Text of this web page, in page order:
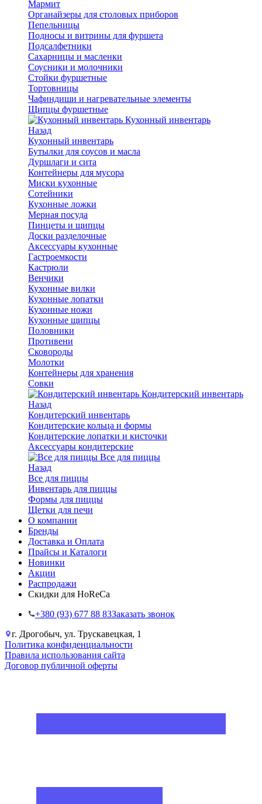
Мармит
Органайзеры для столовых приборов
Пепельницы
Подносы и витрины для фуршета
Подсалфетники
Сахарницы и масленки
Соусники и молочники
Стойки фуршетные
Тортовницы
Чафиндиши и нагревательные элементы
Щипцы фуршетные
Кухонный инвентарь
Назад
Кухонный инвентарь
Бутылки для соусов и масла
Дуршлаги и сита
Контейнеры для мусора
Миски кухонные
Сотейники
Кухонные ложки
Мерная посуда
Пинцеты и щипцы
Доски разделочные
Аксессуары кухонные
Гастроемкости
Кастрюли
Венчики
Кухонные вилки
Кухонные лопатки
Кухонные ножи
Кухонные щипцы
Половники
Противени
Сковороды
Молотки
Контейнеры для хранения
Совки
Кондитерский инвентарь
Назад
Кондитерский инвентарь
Кондитерские кольца и формы
Кондитерские лопатки и кисточки
Аксессуары кондитерские
Все для пиццы
Назад
Все для пиццы
Инвентарь для пиццы
Формы для пиццы
Щетки для печи
О компании
Бренды
Доставка и Оплата
Прайсы и Каталоги
Новинки
Акции
Распродажи
Скидки для HoReCa
+38‎0 (93) 677 88 83Заказать звонок
г. Дрогобыч, ул. Трускавецкая, 1
Политика конфиденциальности
Правила использования сайта
Договор публичной оферты